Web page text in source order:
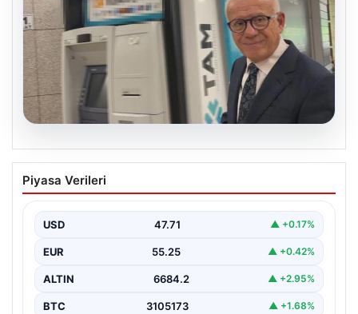
Ertuğrul Özkök İfade Verdi: ‘Aklımın
Ucundan Dahi Geçmez’
Recep Tayyip Erdoğan’a yönelik sosyal medya
paylaşımları ve…
Piyasa Verileri
USD 47.71 ▲ +0.17%
EUR 55.25 ▲ +0.42%
ALTIN 6684.2 ▲ +2.95%
BTC 3105173 ▲ +1.68%